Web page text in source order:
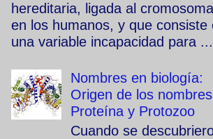
hereditaria, ligada al
en los humanos, y que consiste
una variable incapacidad para ...
Nombres en biología:
Origen de los nombres
Proteína y Protozoo
Cuando se